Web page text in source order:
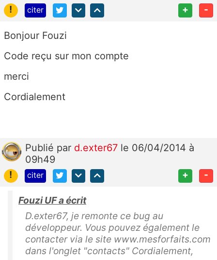
!
citer + -
Bonjour Fouzi
Code reçu sur mon compte
merci
Cordialement
Publié par d.exter67 le 06/04/2014 à
09h49
!
citer + -
Fouzi UF a écrit
D.exter67, je remonte ce bug au
développeur. Vous pouvez également le
contacter via le site www.mesforfaits.com
dans l'onglet "contacts" Cordialement,